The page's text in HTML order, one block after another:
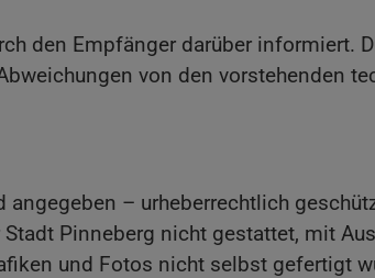
den Empfänger darüber informiert.
von den vorstehenden
– urheberrechtlich
Pinneberg nicht gestattet, mit
und Fotos nicht selbst gefertigt